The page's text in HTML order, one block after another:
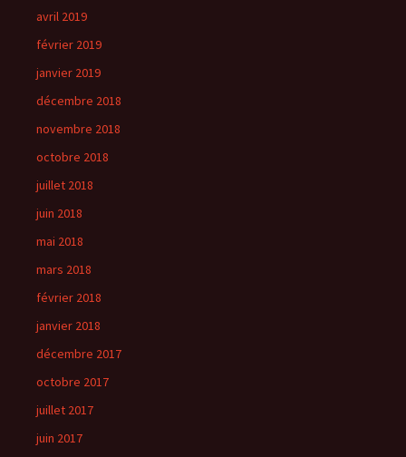
avril 2019
février 2019
janvier 2019
décembre 2018
novembre 2018
octobre 2018
juillet 2018
juin 2018
mai 2018
mars 2018
février 2018
janvier 2018
décembre 2017
octobre 2017
juillet 2017
juin 2017